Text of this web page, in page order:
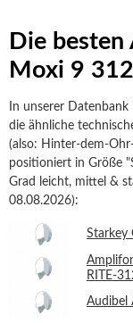
Die
Moxi 9 312
In unserer
die ähnliche
(also: Hinter-dem-
positioniert in Größe
Grad leicht, mittel &
08.08.2026):
Starkey
RITE-
Audibel